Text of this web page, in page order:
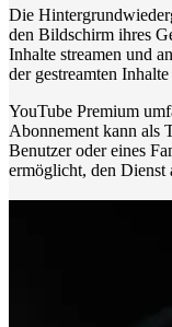
Die
den Bildschirm ihres
Inhalte streamen und
der gestreamten
YouTube Premium
Abonnement kann als
Benutzer oder eines
ermöglicht, den Dienst